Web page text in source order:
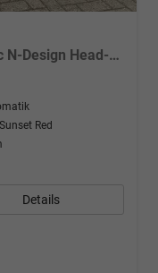
1.3 DIG-T MHEV 158 PS X-Tronic N-Design Head-Up Display Teil-Leder Klimaautomatik Sitzheizung Lenkradheizung Navi elektr. Heckklappe ACC PDC v+h 360°Kamera DAB Bluetooth Touchscreen Apple CarPlay Android Auto 19"Zoll
Red
Details